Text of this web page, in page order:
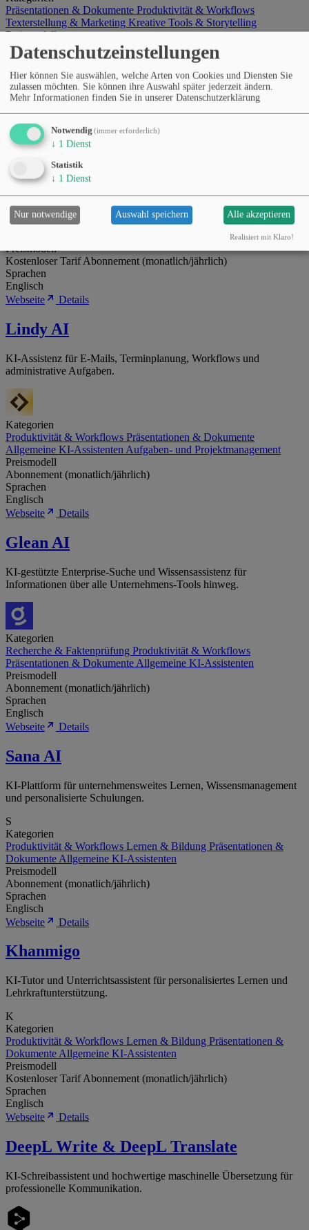
Präsentationen & Dokumente Produktivität & Workflows
Texterstellung & Marketing Kreative Tools & Storytelling
Preismodell
Kostenloser TarifAbonnement (monatlich/jährlich)
Sprachen
EnglischSpanischFranzösisch+2
Webseite
Details
Personal.ai
KI-basierter persönlicher Erinnerungs- und Wissensassistent, der
Kategorien
Recherche & FaktenprüfungProduktivität & Workflows
Allgemeine KI-Assistenten
Preismodell
Kostenloser Tarif Abonnement (monatlich/jährlich)
Sprachen
Englisch
Webseite
Details
Lindy AI
KI-Assistenz für E-Mails, Terminplanung, Workflows und
administrative Aufgaben.
Kategorien
Produktivität & Workflows Präsentationen & Dokumente
Allgemeine KI-Assistenten Aufgaben- und Projektmanagement
Preismodell
Abonnement (monatlich/jährlich)
Sprachen
Englisch
Webseite
Details
Glean AI
KI-gestützte Enterprise-Suche und Wissensassistenz für
Informationen über alle Unternehmens-Tools hinweg.
Kategorien
Recherche & Faktenprüfung Produktivität & Workflows
Präsentationen & Dokumente Allgemeine KI-Assistenten
Preismodell
Abonnement (monatlich/jährlich)
Sprachen
Englisch
Webseite
Details
Sana AI
KI-Plattform für unternehmensweites Lernen, Wissensmanagement
und personalisierte Schulungen.
S
Kategorien
Produktivität & Workflows Lernen & Bildung Präsentationen &
Dokumente Allgemeine KI-Assistenten
Preismodell
Abonnement (monatlich/jährlich)
Sprachen
Englisch
Webseite
Details
Khanmigo
KI-Tutor und Unterrichtsassistent für personalisiertes Lernen und
Lehrkraftunterstützung.
K
Kategorien
Produktivität & Workflows Lernen & Bildung Präsentationen &
Dokumente Allgemeine KI-Assistenten
Preismodell
Kostenloser Tarif Abonnement (monatlich/jährlich)
Sprachen
Englisch
Webseite
Details
DeepL Write & DeepL Translate
KI-Schreibassistent und hochwertige maschinelle Übersetzung für
professionelle Kommunikation.
Datenschutzeinstellungen
Hier können Sie auswählen, welche Arten von Cookies und Diensten Sie
zulassen möchten. Sie können ihre Auswahl später jederzeit ändern.
Mehr Informationen finden Sie in unserer Datenschutzerklärung
Notwendig (immer erforderlich)
↓ 1 Dienst
Statistik
↓ 1 Dienst
Nur notwendige Auswahl speichern Alle akzeptieren
Realisiert mit Klaro!